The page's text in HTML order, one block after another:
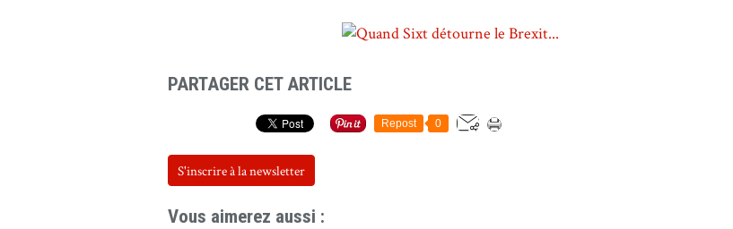
PARTAGER CET ARTICLE
Repost 0
S'inscrire à la newsletter
Vous aimerez aussi :